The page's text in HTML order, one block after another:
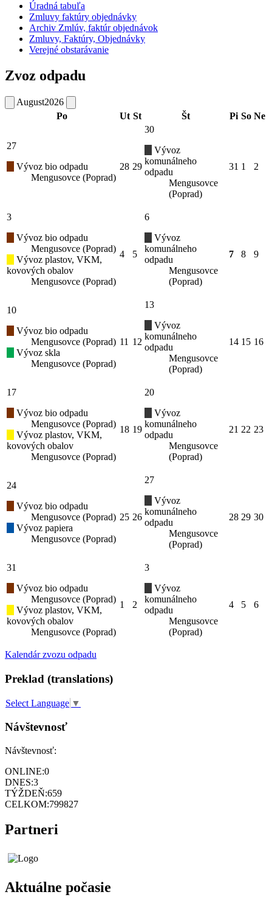
Úradná tabuľa
Zmluvy faktúry objednávky
Archiv Zmlúv, faktúr objednávok
Zmluvy, Faktúry, Objednávky
Verejné obstarávanie
Zvoz odpadu
August2026
Po
Ut St Št Pi So Ne
27
Vývoz bio odpadu
Mengusovce (Poprad)
28 29
30
Vývoz
komunálneho
odpadu
Mengusovce
(Poprad)
31 1 2
3
Vývoz bio odpadu
Mengusovce (Poprad)
Vývoz plastov, VKM,
kovových obalov
Mengusovce (Poprad)
4 5
6
Vývoz
komunálneho
odpadu
Mengusovce
(Poprad)
7 8 9
10
Vývoz bio odpadu
Mengusovce (Poprad)
Vývoz skla
Mengusovce (Poprad)
11 12
13
Vývoz
komunálneho
odpadu
Mengusovce
(Poprad)
14 15 16
17
Vývoz bio odpadu
Mengusovce (Poprad)
Vývoz plastov, VKM,
kovových obalov
Mengusovce (Poprad)
18 19
20
Vývoz
komunálneho
odpadu
Mengusovce
(Poprad)
21 22 23
24
Vývoz bio odpadu
Mengusovce (Poprad)
Vývoz papiera
Mengusovce (Poprad)
25 26
27
Vývoz
komunálneho
odpadu
Mengusovce
(Poprad)
28 29 30
31
Vývoz bio odpadu
Mengusovce (Poprad)
Vývoz plastov, VKM,
kovových obalov
Mengusovce (Poprad)
1 2
3
Vývoz
komunálneho
odpadu
Mengusovce
(Poprad)
4 5 6
Kalendár zvozu odpadu
Preklad (translations)
Select Language ▼
Návštevnosť
Návštevnosť:
ONLINE:0
DNES:3
TÝŽDEŇ:659
CELKOM:799827
Partneri
Aktuálne počasie